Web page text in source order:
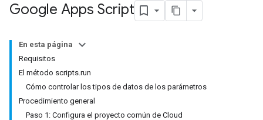
Google Apps Script
En esta página
Requisitos
El método scripts.run
Cómo controlar los tipos de datos de los parámetros
Procedimiento general
Paso 1: Configura el proyecto común de Cloud